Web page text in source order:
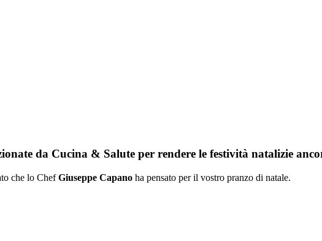
da Cucina & Salute per rendere le festività natalizie
che lo ChefGiuseppe Capano ha pensato per il vostro pranzo di natale.